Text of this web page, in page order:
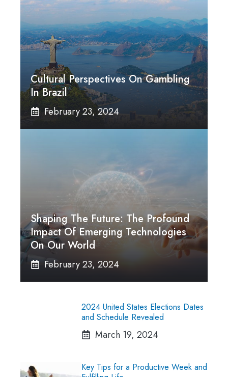
Cultural Perspectives On Gambling
In Brazil
February 23, 2024
Shaping The Future: The Profound
Impact Of Emerging Technologies
On Our World
February 23, 2024
2024 United States Elections Dates
and Schedule Revealed
March 19, 2024
Key Tips for a Productive Week and